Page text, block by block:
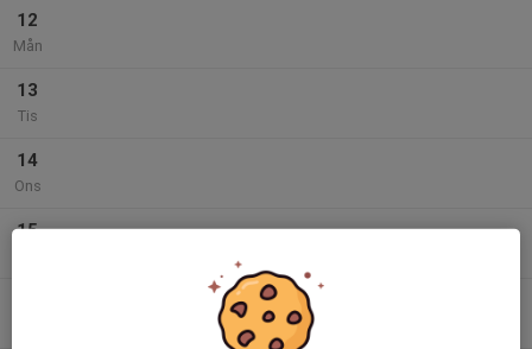
12
Mån
13
Tis
14
Ons
15